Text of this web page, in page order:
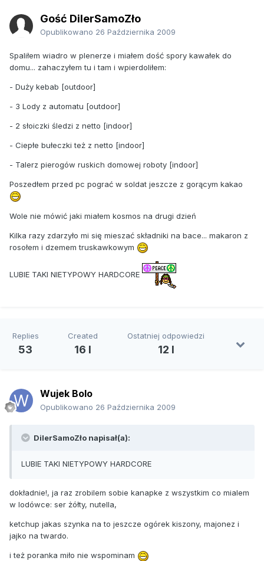
Gość DilerSamoZło
Opublikowano 26 Października 2009
Spaliłem wiadro w plenerze i miałem dość spory kawałek do
domu... zahaczyłem tu i tam i wpierdoliłem:
- Duży kebab [outdoor]
- 3 Lody z automatu [outdoor]
- 2 słoiczki śledzi z netto [indoor]
- Ciepłe bułeczki też z netto [indoor]
- Talerz pierogów ruskich domowej roboty [indoor]
Poszedłem przed pc pograć w soldat jeszcze z gorącym kakao
Wole nie mówić jaki miałem kosmos na drugi dzień
Kilka razy zdarzyło mi się mieszać składniki na bace... makaron z
rosołem i dzemem truskawkowym
LUBIE TAKI NIETYPOWY HARDCORE
Replies
53
Created
16 l
Ostatniej odpowiedzi
12 l
Wujek Bolo
Opublikowano 26 Października 2009
DilerSamoZło napisał(a):
LUBIE TAKI NIETYPOWY HARDCORE
dokładnie!, ja raz zrobilem sobie kanapke z wszystkim co mialem
w lodówce: ser żółty, nutella,
ketchup jakas szynka na to jeszcze ogórek kiszony, majonez i
jajko na twardo.
i też poranka miło nie wspominam